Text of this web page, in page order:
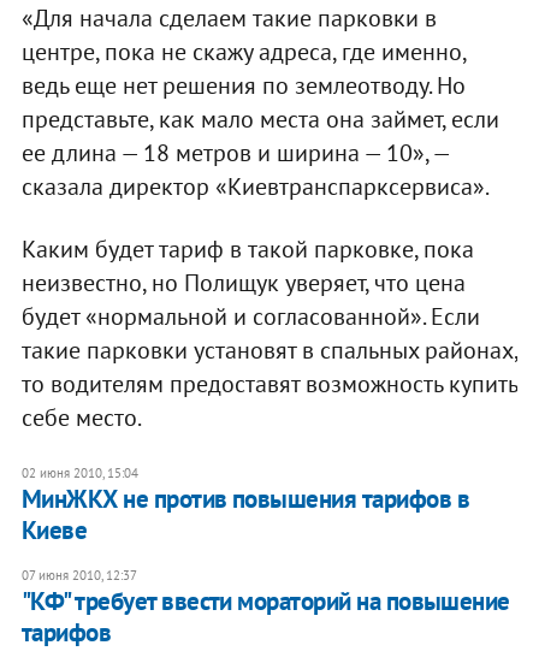
«Для начала сделаем такие парковки в
центре, пока не скажу адреса, где именно,
ведь еще нет решения по землеотводу. Но
представьте, как мало места она займет, если
ее длина — 18 метров и ширина — 10», —
сказала директор «Киевтранспарксервиса».
Каким будет тариф в такой парковке, пока
неизвестно, но Полищук уверяет, что цена
будет «нормальной и согласованной». Если
такие парковки установят в спальных районах,
то водителям предоставят возможность купить
себе место.
02 июня 2010, 15:04
МинЖКХ не против повышения тарифов в
Киеве
07 июня 2010, 12:37
"КФ" требует ввести мораторий на повышение
тарифов